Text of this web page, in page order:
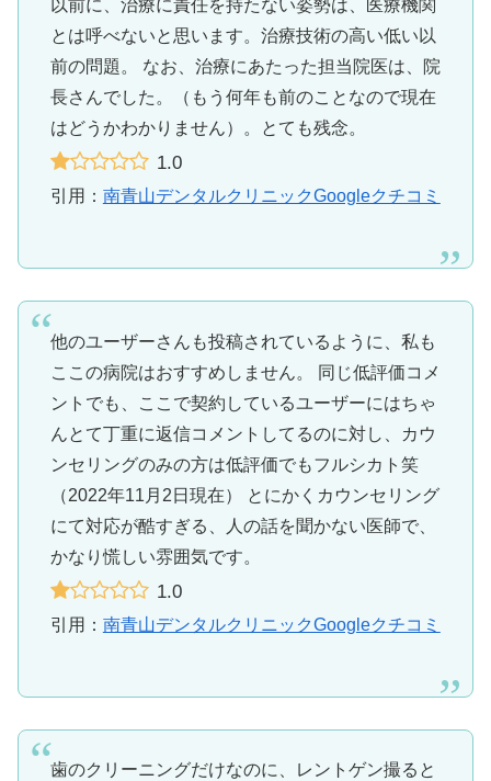
以前に、治療に責任を持たない姿勢は、医療機関
とは呼べないと思います。治療技術の高い低い以
前の問題。 なお、治療にあたった担当院医は、院
長さんでした。（もう何年も前のことなので現在
はどうかわかりません）。とても残念。
1.0
引用： 南青山デンタルクリニックGoogleクチコミ
他のユーザーさんも投稿されているように、私も
ここの病院はおすすめしません。 同じ低評価コメ
ントでも、ここで契約しているユーザーにはちゃ
んとて丁重に返信コメントしてるのに対し、カウ
ンセリングのみの方は低評価でもフルシカト笑
（2022年11月2日現在） とにかくカウンセリング
にて対応が酷すぎる、人の話を聞かない医師で、
かなり慌しい雰囲気です。
1.0
引用： 南青山デンタルクリニックGoogleクチコミ
歯のクリーニングだけなのに、レントゲン撮ると